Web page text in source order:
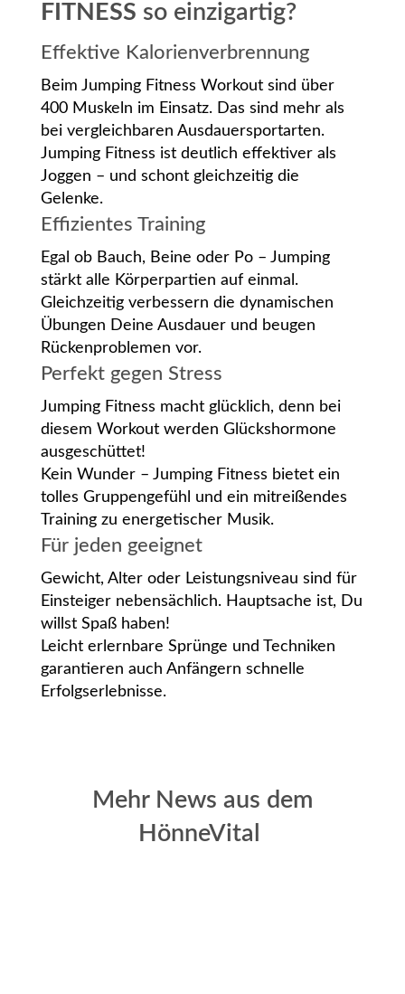
FITNESS so einzigartig?
Effektive Kalorienverbrennung
Beim Jumping Fitness Workout sind über
400 Muskeln im Einsatz. Das sind mehr als
bei vergleichbaren Ausdauersportarten.
Jumping Fitness ist deutlich effektiver als
Joggen – und schont gleichzeitig die
Gelenke.
Effizientes Training
Egal ob Bauch, Beine oder Po – Jumping
stärkt alle Körperpartien auf einmal.
Gleichzeitig verbessern die dynamischen
Übungen Deine Ausdauer und beugen
Rückenproblemen vor.
Perfekt gegen Stress
Jumping Fitness macht glücklich, denn bei
diesem Workout werden Glückshormone
ausgeschüttet!
Kein Wunder – Jumping Fitness bietet ein
tolles Gruppengefühl und ein mitreißendes
Training zu energetischer Musik.
Für jeden geeignet
Gewicht, Alter oder Leistungsniveau sind für
Einsteiger nebensächlich. Hauptsache ist, Du
willst Spaß haben!
Leicht erlernbare Sprünge und Techniken
garantieren auch Anfängern schnelle
Erfolgserlebnisse.
Mehr News aus dem
HönneVital